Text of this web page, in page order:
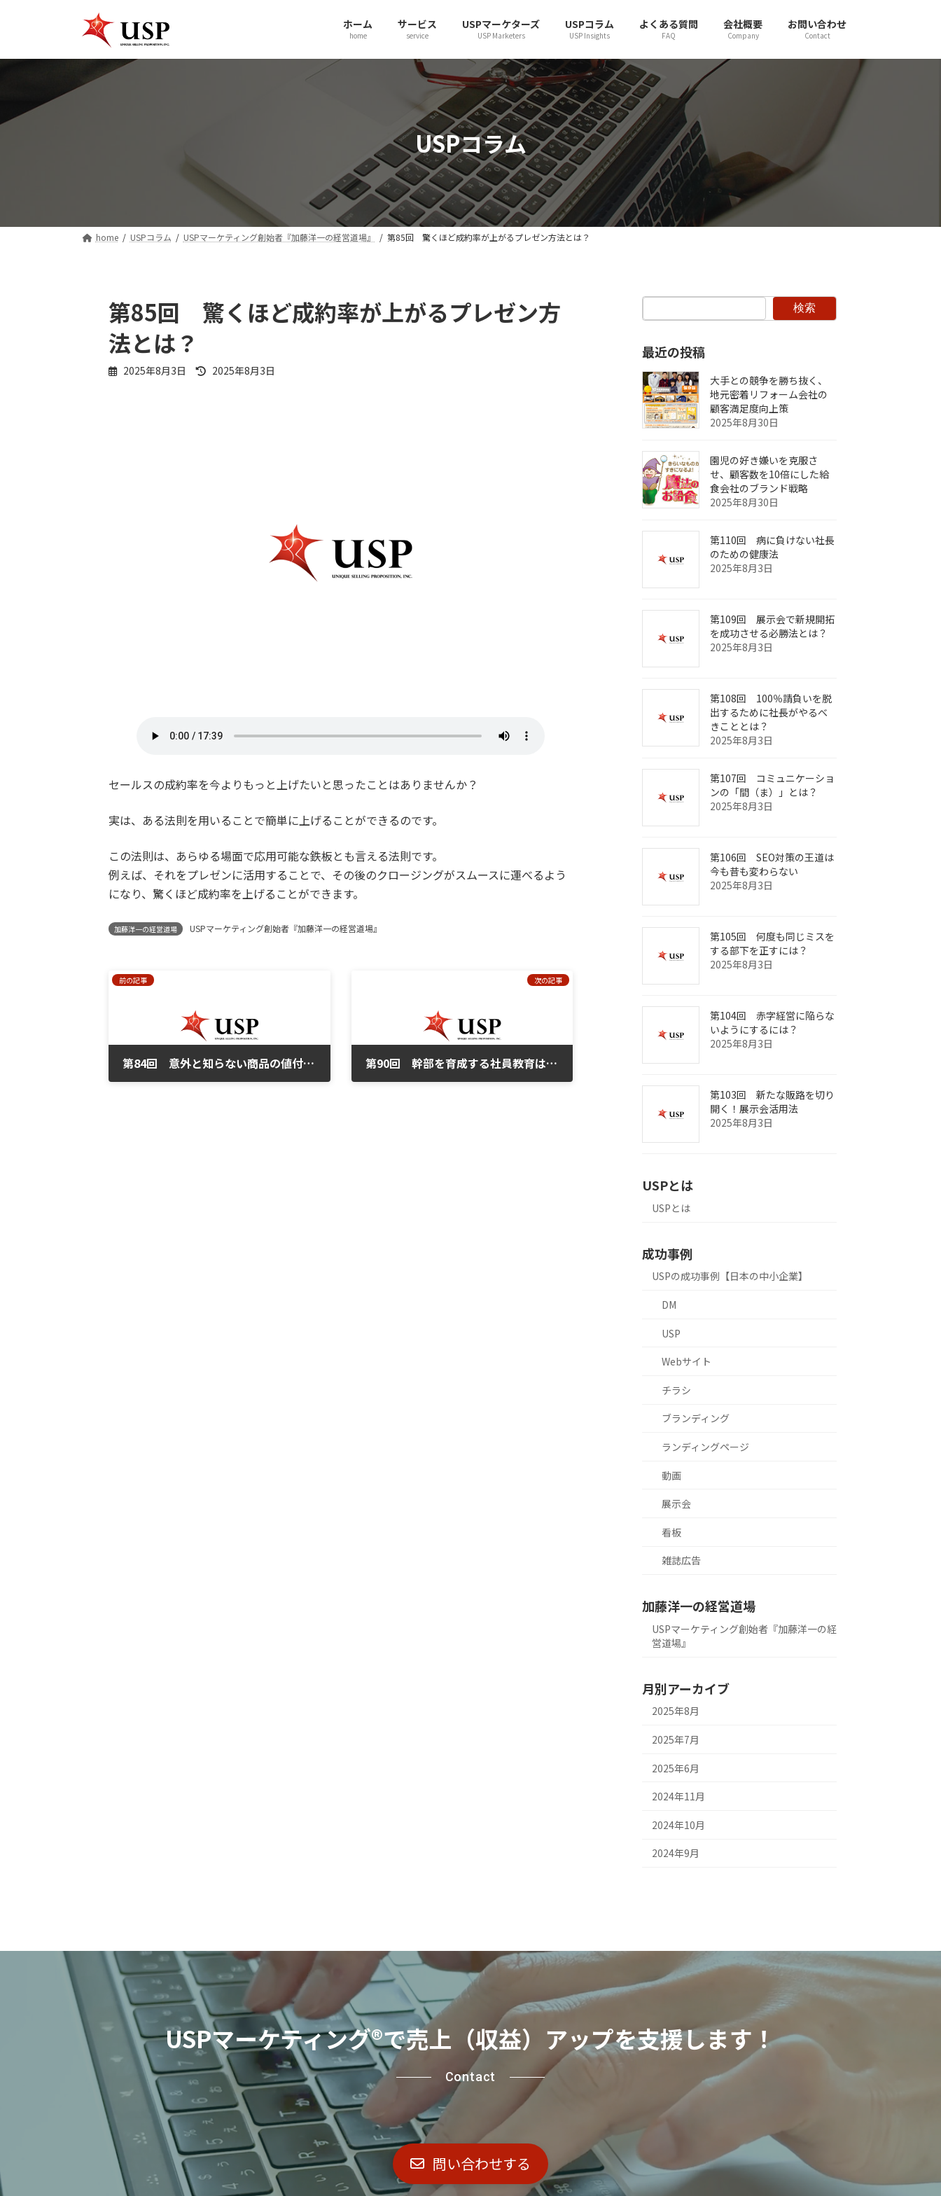
ン
キ
ー
に
ホーム
home
サービス
service
USPマーケターズ
USP Marketers
USPコラム
USP Insights
よくある質問
FAQ
会社概要
Company
お問い合わせ
Contact
USPコラム
home USPコラム USPマーケティング創始者『加藤洋一の経営道場』 第85回 驚くほど成約率が上がるプレゼン方法とは？
第85回 驚くほど成約率が上がるプレゼン方
法とは？
2025年8月3日
最
2025年8月3日
セールスの成約率を今よりもっと上げたいと思ったことはありませんか？
実は、ある法則を用いることで簡単に上げることができるのです。
この法則は、あらゆる場面で応用可能な鉄板とも言える法則です。
例えば、それをプレゼンに活用することで、その後のクロージングがスムースに運べるよう
になり、驚くほど成約率を上げることができます。
加藤洋一の経営道場 USPマーケティング創始者『加藤洋一の経営道場』
前の記事
第84回 意外と知らない商品の値付けの方法
次の記事
第90回 幹部を育成する社員教育はどのように計画すべきか
検索
最近の投稿
大手との競争を勝ち抜く、
地元密着リフォーム会社の
顧客満足度向上策
2025年8月30日
園児の好き嫌いを克服さ
せ、顧客数を10倍にした給
食会社のブランド戦略
2025年8月30日
第110回 病に負けない社長
のための健康法
2025年8月3日
第109回 展示会で新規開拓
を成功させる必勝法とは？
2025年8月3日
第108回 100％請負いを脱
出するために社長がやるべ
きこととは？
2025年8月3日
第107回 コミュニケーショ
ンの「間（ま）」とは？
2025年8月3日
第106回 SEO対策の王道は
今も昔も変わらない
2025年8月3日
第105回 何度も同じミスを
する部下を正すには？
2025年8月3日
第104回 赤字経営に陥らな
いようにするには？
2025年8月3日
第103回 新たな販路を切り
開く！展示会活用法
2025年8月3日
USPとは
USPとは
成功事例
USPの成功事例【日本の中小企業】
DM
USP
Webサイト
チラシ
ブランディング
ランディングページ
動画
展示会
看板
雑誌広告
加藤洋一の経営道場
USPマーケティング創始者『加藤洋一の経
営道場』
月別アーカイブ
2025年8月
2025年7月
2025年6月
2024年11月
2024年10月
2024年9月
USPマーケティング®で売上（収益）アップを支援します！
Contact
問い合わせする